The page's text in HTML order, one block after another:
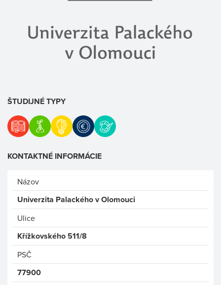
ŠTUDIJNÉ TYPY
KONTAKTNÉ INFORMÁCIE
Názov
Univerzita Palackého v Olomouci
Ulice
Křížkovského 511/8
PSČ
77900